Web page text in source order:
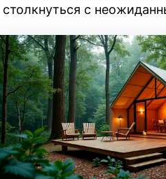
столкнуться с
из-за сдвинутых сроков
сделках с
повышенного порога
Рассмотрим ключевые